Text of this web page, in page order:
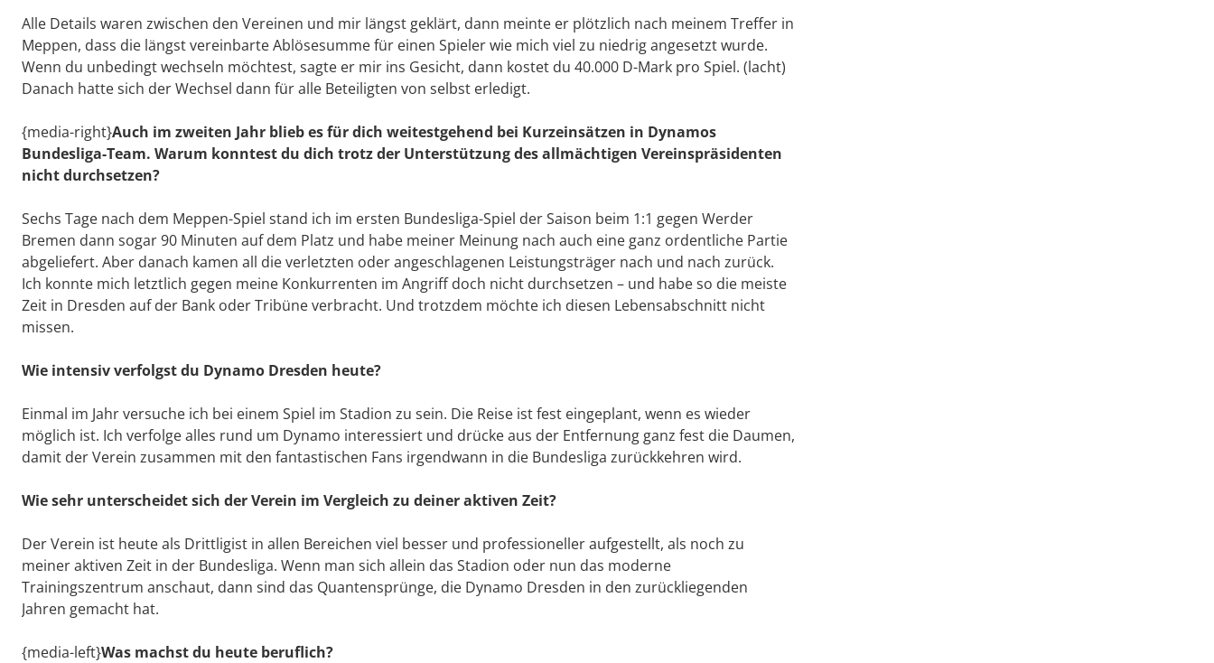
Alle Details waren zwischen den Vereinen und mir längst geklärt, dann meinte er plötzlich nach meinem Treffer in
Meppen, dass die längst vereinbarte Ablösesumme für einen Spieler wie mich viel zu niedrig angesetzt wurde.
Wenn du unbedingt wechseln möchtest, sagte er mir ins Gesicht, dann kostet du 40.000 D-Mark pro Spiel. (lacht)
Danach hatte sich der Wechsel dann für alle Beteiligten von selbst erledigt.
{media-right}Auch im zweiten Jahr blieb es für dich weitestgehend bei Kurzeinsätzen in Dynamos
Bundesliga-Team. Warum konntest du dich trotz der Unterstützung des allmächtigen Vereinspräsidenten
nicht durchsetzen?
Sechs Tage nach dem Meppen-Spiel stand ich im ersten Bundesliga-Spiel der Saison beim 1:1 gegen Werder
Bremen dann sogar 90 Minuten auf dem Platz und habe meiner Meinung nach auch eine ganz ordentliche Partie
abgeliefert. Aber danach kamen all die verletzten oder angeschlagenen Leistungsträger nach und nach zurück.
Ich konnte mich letztlich gegen meine Konkurrenten im Angriff doch nicht durchsetzen – und habe so die meiste
Zeit in Dresden auf der Bank oder Tribüne verbracht. Und trotzdem möchte ich diesen Lebensabschnitt nicht
missen.
Wie intensiv verfolgst du Dynamo Dresden heute?
Einmal im Jahr versuche ich bei einem Spiel im Stadion zu sein. Die Reise ist fest eingeplant, wenn es wieder
möglich ist. Ich verfolge alles rund um Dynamo interessiert und drücke aus der Entfernung ganz fest die Daumen,
damit der Verein zusammen mit den fantastischen Fans irgendwann in die Bundesliga zurückkehren wird.
Wie sehr unterscheidet sich der Verein im Vergleich zu deiner aktiven Zeit?
Der Verein ist heute als Drittligist in allen Bereichen viel besser und professioneller aufgestellt, als noch zu
meiner aktiven Zeit in der Bundesliga. Wenn man sich allein das Stadion oder nun das moderne
Trainingszentrum anschaut, dann sind das Quantensprünge, die Dynamo Dresden in den zurückliegenden
Jahren gemacht hat.
{media-left}Was machst du heute beruflich?